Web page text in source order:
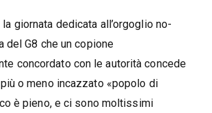
giornata dedicata all’orgoglio no-
del G8 che un copione
concordato con le autorità concede
o meno incazzato «popolo di
è pieno, e ci sono moltissimi